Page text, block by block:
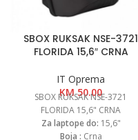
SBOX RUKSAK NSE-3721
FLORIDA 15,6″ CRNA
IT Oprema
KM50.00
SBOX RUKSAK NSE-3721
FLORIDA 15,6" CRNA
Za laptope do: 15,6"
Boja : Crna